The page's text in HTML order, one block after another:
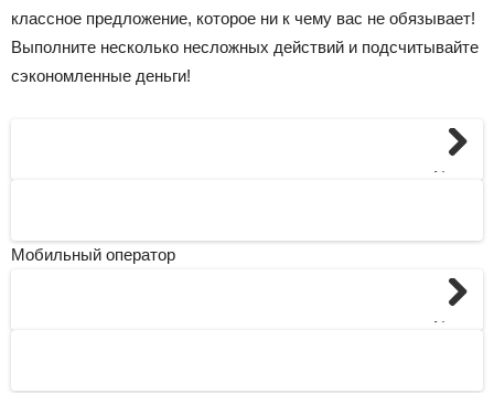
классное предложение, которое ни к чему вас не обязывает!
Выполните несколько несложных действий и подсчитывайте
сэкономленные деньги!
Next
Мобильный оператор
Next